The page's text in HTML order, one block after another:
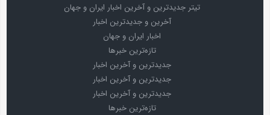
تیتر جدیدترین و آخرین اخبار ایران و جهان
آخرین و جدیدترین اخبار
اخبار ایران و جهان
تازه‌ترین خبرها
جدیدترین و آخرین اخبار
جدیدترین و آخرین اخبار
جدیدترین و آخرین اخبار
تازه‌ترین خبرها